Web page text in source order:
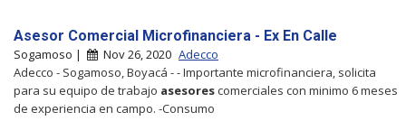
Asesor Comercial Microfinanciera - Ex En Calle
Sogamoso | Nov 26, 2020 Adecco
Adecco - Sogamoso, Boyacá - - Importante microfinanciera, solicita
para su equipo de trabajo asesorescomerciales con minimo 6 meses
de experiencia en campo. -Consumo